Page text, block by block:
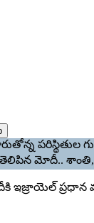
పరిస్థితుల
మోదీ.. శాంతి,
ఇజ్రాయెల్